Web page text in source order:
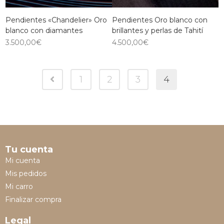
Pendientes «Chandelier» Oro
blanco con diamantes
3.500,00€
Pendientes Oro blanco con
brillantes y perlas de Tahití
4.500,00€
1 2 3 4
Tu cuenta
Mi cuenta
Mis pedidos
Mi carro
Finalizar compra
Legal